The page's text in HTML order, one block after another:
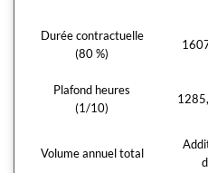
Durée contractuelle
(80 %)
Plafond heures
(1/10)
Volume annuel total